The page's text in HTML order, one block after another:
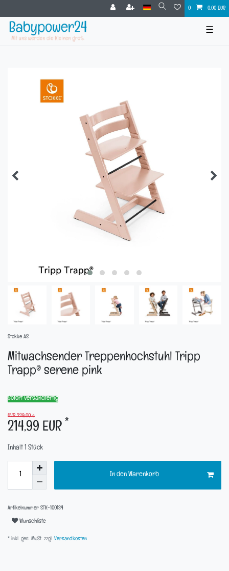
0 0,00 EUR
☰
Stokke AS
Mitwachsender Treppenhochstuhl Tripp
Trapp® serene pink
Sofort versandfertig
UVP 229,00 €
214,99 EUR
*
Inhalt Stück
In den Warenkorb
Artikelnummer STK-100134
Wunschliste
* inkl. ges. MwSt. zzgl. Versandkosten